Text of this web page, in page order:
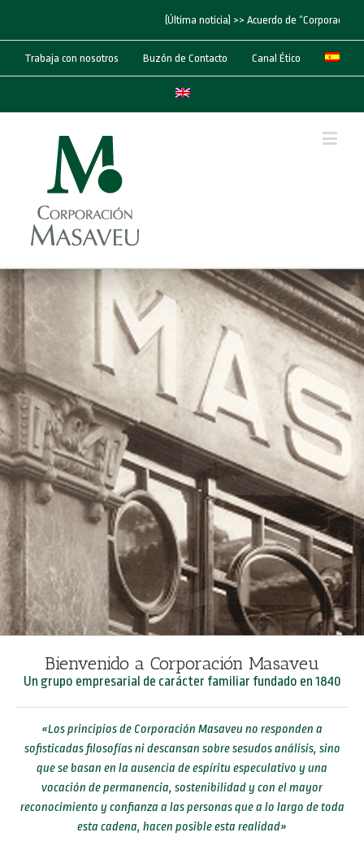
(Última noticia) >> Acuerdo de “Corporación
Trabaja con nosotros Buzón de Contacto Canal Ético
Bienvenido a Corporación Masaveu
Un grupo empresarial de carácter familiar fundado en 1840
«Los principios de Corporación Masaveu no responden a
sofisticadas filosofías ni descansan sobre sesudos análisis, sino
que se basan en la ausencia de espíritu especulativo y una
vocación de permanencia, sostenibilidad y con el mayor
reconocimiento y confianza a las personas que a lo largo de toda
esta cadena, hacen posible esta realidad»